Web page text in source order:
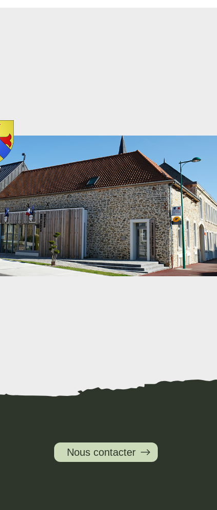
Nous contacter